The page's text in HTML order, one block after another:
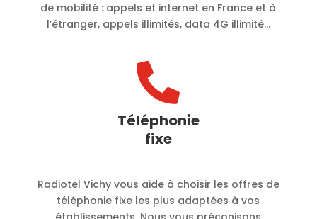
de mobilité : appels et internet en France et à
l’étranger, appels illimités, data 4G illimité…

Téléphonie
fixe
Radiotel Vichy vous aide à choisir les offres de
téléphonie fixe les plus adaptées à vos